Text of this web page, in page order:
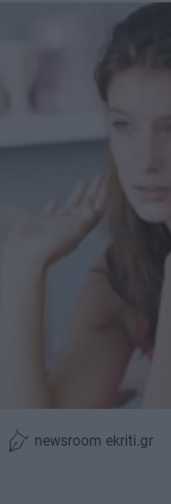
newsroom ekriti.gr